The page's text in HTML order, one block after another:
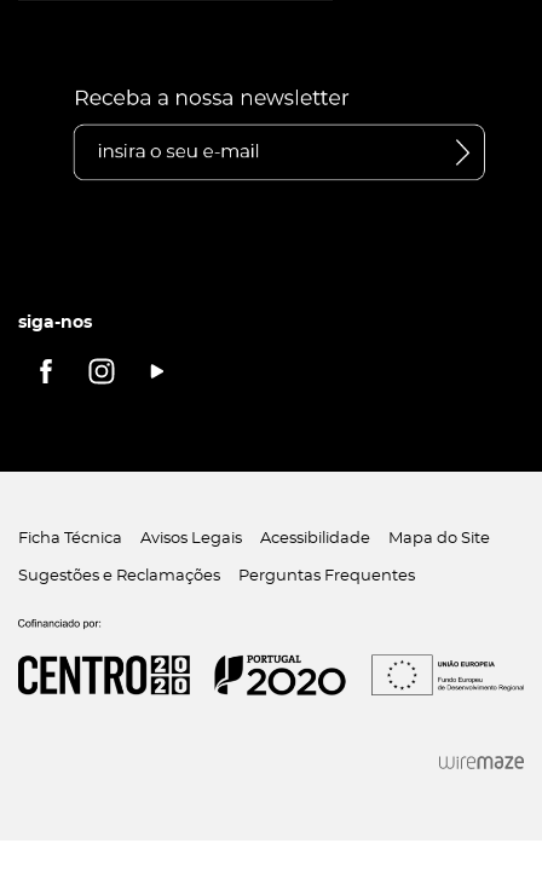
siga-nos
Ficha Técnica Avisos Legais Acessibilidade Mapa do Site
Sugestões e Reclamações Perguntas Frequentes